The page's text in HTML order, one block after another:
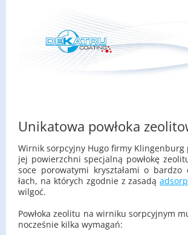
Unikatowa powłoka
Wir­nik sorp­cyj­ny Hugo firmy
jej po­wierzch­ni spe­cjal­ną po­wło­kę
so­ce po­ro­wa­ty­mi krysz­ta­ła­mi o
łach, na któ­rych zgod­nie z za­sa­dą
wil­goć.
Po­wło­ka ze­oli­tu na wir­ni­ku sorp­cyj­nym
no­cze­śnie kilka wy­ma­gań: